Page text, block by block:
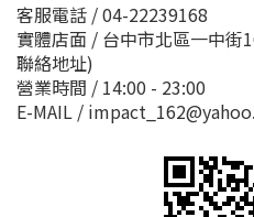
客服電話 / 04-22239168
實體店面 / 台中市北區一中街
聯絡地址)
營業時間 / 14:00 - 23:00
E-MAIL /